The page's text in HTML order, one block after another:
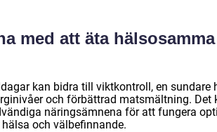
med att äta hälsosamma
kan bidra till viktkontroll, en sundare
och förbättrad matsmältning. Det
näringsämnena för att fungera
och välbefinnande.